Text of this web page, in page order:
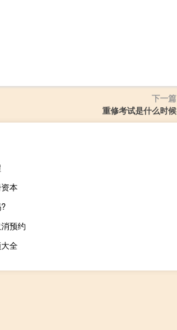
下一篇
重修考试是什么时候
本
预约
全